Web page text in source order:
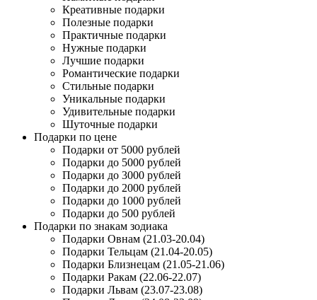
Креативные подарки
Полезные подарки
Практичные подарки
Нужные подарки
Лучшие подарки
Романтические подарки
Стильные подарки
Уникальные подарки
Удивительные подарки
Шуточные подарки
Подарки по цене
Подарки от 5000 рублей
Подарки до 5000 рублей
Подарки до 3000 рублей
Подарки до 2000 рублей
Подарки до 1000 рублей
Подарки до 500 рублей
Подарки по знакам зодиака
Подарки Овнам (21.03-20.04)
Подарки Тельцам (21.04-20.05)
Подарки Близнецам (21.05-21.06)
Подарки Ракам (22.06-22.07)
Подарки Львам (23.07-23.08)